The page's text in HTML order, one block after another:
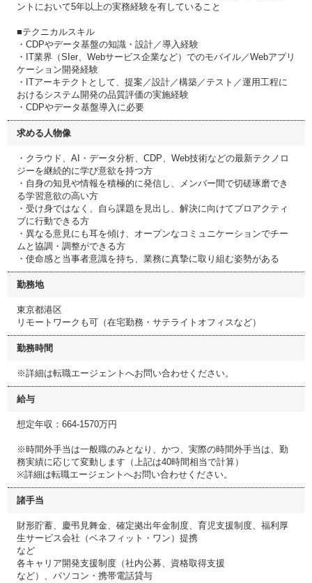
ントにおいて5年以上の実務経験を有していること
■テクニカルスキル
・CDPやデータ基盤の知識・設計／導入経験
・IT業界（SIer、Webサービス企業など）でのモバイル／Webアプリ
ケーション開発経験
・ITアーキテクトとして、提案／設計／構築／テスト／運用工程に
おけるシステム開発の品質評価の実施経験
・CDPやデータ基盤導入に必要
求める人物像
・クラウド、AI・データ分析、CDP、Web技術などの最新テクノロ
ジーを継続的に学び意欲を持つ方
・自身の知見や情報を積極的に発信し、メンバー間で切磋琢磨でき
る学習意欲の高い方
・受け身ではなく、自ら課題を見出し、解決に向けてプロアクティ
ブに行動できる方
・異なる意見にも耳を傾け、オープンなコミュニケーションでチー
ムと協調・調整ができる方
・使命感と当事者意識を持ち、業務に真摯に取り組む姿勢がある
勤務地
東京都港区
リモートワークも可（在宅勤務・サテライトオフィスなど）
勤務時間
※詳細は転職エージェントへお問い合わせください。
給与
想定年収：664-1570万円
※時間外手当は一般職のみとなり、かつ、実際の時間外手当は、勤
務実績に応じて変動します（上記は40時間相当で計算）
※詳細は転職エージェントへお問い合わせください。
諸手当
財形貯蓄、慶弔見舞金、確定拠出年金制度、育児支援制度、福利厚
生サービス会社（ベネフィット・ワン）提携
など
各キャリア開発支援制度（社内公募、資格取得支援
など）、パソコン・携帯電話貸与